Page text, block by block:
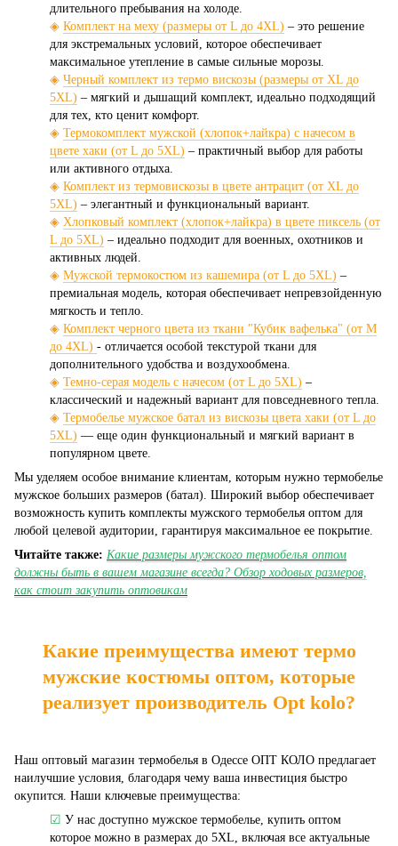
длительного пребывания на холоде.
◈ Комплект на меху (размеры от L до 4XL) – это решение
для экстремальных условий, которое обеспечивает
максимальное утепление в самые сильные морозы.
◈ Черный комплект из термо вискозы (размеры от XL до
5XL) – мягкий и дышащий комплект, идеально подходящий
для тех, кто ценит комфорт.
◈ Термокомплект мужской (хлопок+лайкра) с начесом в
цвете хаки (от L до 5XL) – практичный выбор для работы
или активного отдыха.
◈ Комплект из термовискозы в цвете антрацит (от XL до
5XL) – элегантный и функциональный вариант.
◈ Хлопковый комплект (хлопок+лайкра) в цвете пиксель (от
L до 5XL) – идеально подходит для военных, охотников и
активных людей.
◈ Мужской термокостюм из кашемира (от L до 5XL) –
премиальная модель, которая обеспечивает непревзойденную
мягкость и тепло.
◈ Комплект черного цвета из ткани "Кубик вафелька" (от М
до 4XL) - отличается особой текстурой ткани для
дополнительного удобства и воздухообмена.
◈ Темно-серая модель с начесом (от L до 5XL) –
классический и надежный вариант для повседневного тепла.
◈ Термобелье мужское батал из вискозы цвета хаки (от L до
5XL) — еще один функциональный и мягкий вариант в
популярном цвете.
Мы уделяем особое внимание клиентам, которым нужно термобелье
мужское больших размеров (батал). Широкий выбор обеспечивает
возможность купить комплекты мужского термобелья оптом для
любой целевой аудитории, гарантируя максимальное ее покрытие.
Читайте также: Какие размеры мужского термобелья оптом
должны быть в вашем магазине всегда? Обзор ходовых размеров,
как стоит закупить оптовикам
Какие преимущества имеют термо
мужские костюмы оптом, которые
реализует производитель Opt kolo?
Наш оптовый магазин термобелья в Одессе ОПТ КОЛО предлагает
наилучшие условия, благодаря чему ваша инвестиция быстро
окупится. Наши ключевые преимущества:
☑ У нас доступно мужское термобелье, купить оптом
которое можно в размерах до 5XL, включая все актуальные